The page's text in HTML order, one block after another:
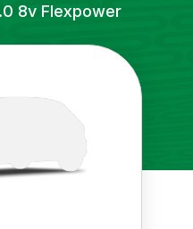
8v Flexpower